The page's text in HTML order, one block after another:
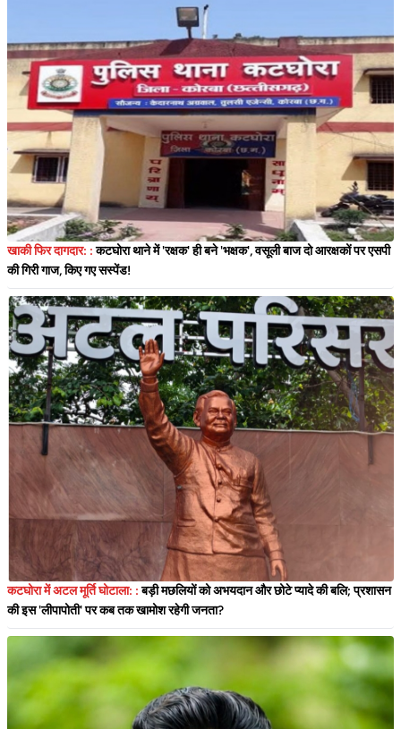
खाकी फिर दागदार: :कटघोरा थाने में 'रक्षक' ही बने 'भक्षक', वसूली बाज दो आरक्षकों पर एसपी
की गिरी गाज, किए गए सस्पेंड!
कटघोरा में अटल मूर्ति घोटाला: :बड़ी मछलियों को अभयदान और छोटे प्यादे की बलि; प्रशासन
की इस 'लीपापोती' पर कब तक खामोश रहेगी जनता?